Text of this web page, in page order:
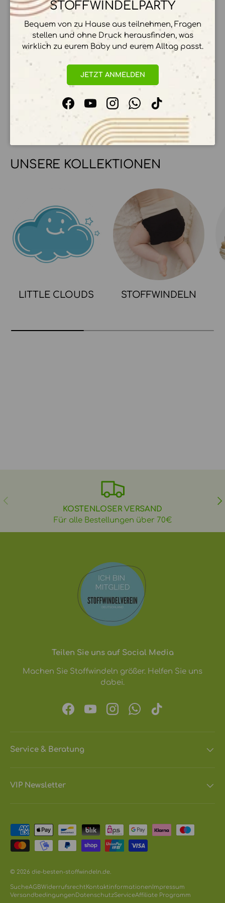
ZAHLUNGSMÖGLICHKEITEN
Ihre Zahlungsinformationen werden sicher
verarbeitet. Wir speichern keine
Kreditkartendetails.
UNSERE KOLLEKTIONEN
LITTLE CLOUDS STOFFWINDELN
STOFFWINDELPARTY
Bequem von zu Hause aus teilnehmen, Fragen
stellen und ohne Druck herausfinden, was
wirklich zu eurem Baby und eurem Alltag passt.
JETZT ANMELDEN
FacebookYouTubeInstagramWhatsApp
TikTok
VORHERIGE
KOSTENLOSER VERSAND
Für alle Bestellungen über 70€
Teilen Sie uns auf Social Media
Machen Sie Stoffwindeln größer. Helfen Sie uns
dabei.
FacebookYouTubeInstagramWhatsApp
TikTok
Service & Beratung
VIP Newsletter
Zahlungsmethoden
© 2026 die-besten-stoffwindeln.de.
SucheAGBWiderrufsrechtKontaktinformationenImpressum
VersandbedingungenDatenschutzServiceAffiliate Programm